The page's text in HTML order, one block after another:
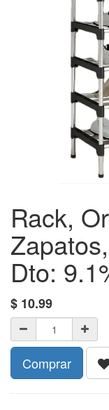
Rack,
Dto:
$ 10.99
Comprar